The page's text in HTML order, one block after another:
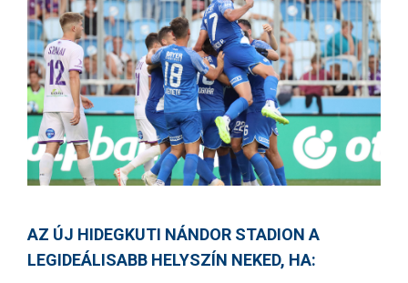
AZ ÚJ HIDEGKUTI NÁNDOR STADION A
LEGIDEÁLISABB HELYSZÍN NEKED, HA: